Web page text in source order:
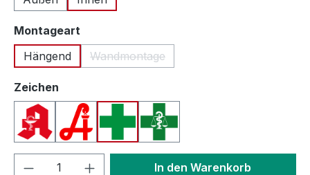
Montageart
Hängend
Wandmontage
(Diese Option ist zurzeit nicht
Zeichen
Apotheken A (Deutschland)
Apotheken A (Österreich)
Apothekenkreuz (International)
Apothekenkreuz (Schweiz)
Produkt Anzahl: Gib denIn den Warenkorb